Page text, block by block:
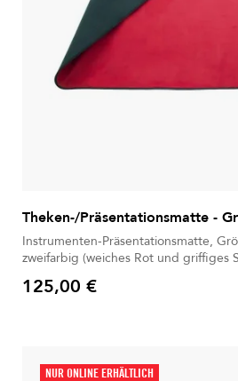
Theken-/Präsentationsmatte -
Instrumenten-Präsentationsmatte,
zweifarbig (weiches Rot und griffiges
Preis
125,00 €
NUR ONLINE ERHÄLTLICH